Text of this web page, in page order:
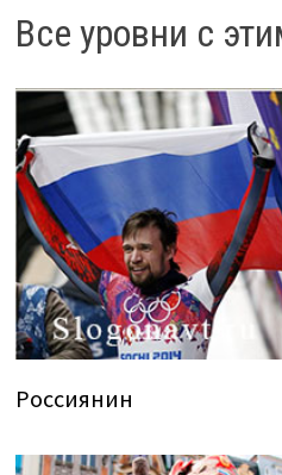
Все уровни с
Россиянин